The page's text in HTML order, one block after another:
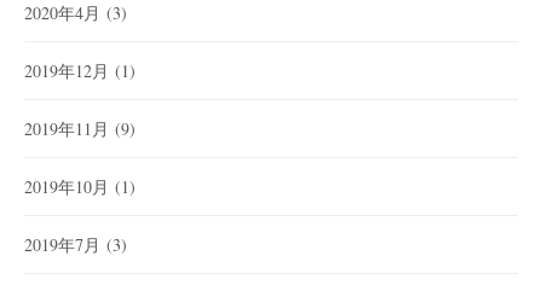
2020年4月 (3)
2019年12月 (1)
2019年11月 (9)
2019年10月 (1)
2019年7月 (3)